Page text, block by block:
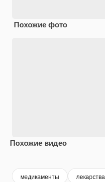
Похожие фото
Похожие видео
медикаменты лекарства